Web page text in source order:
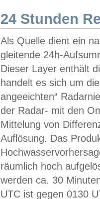
24 Stunden
Als Quelle dient ein
gleitende 24h-
Dieser Layer enthält
handelt es sich um
angeeichten“
der Radar- mit den
Mittelung von
Auflösung. Das
räumlich hoch
werden ca. 30
UTC ist gegen 0130